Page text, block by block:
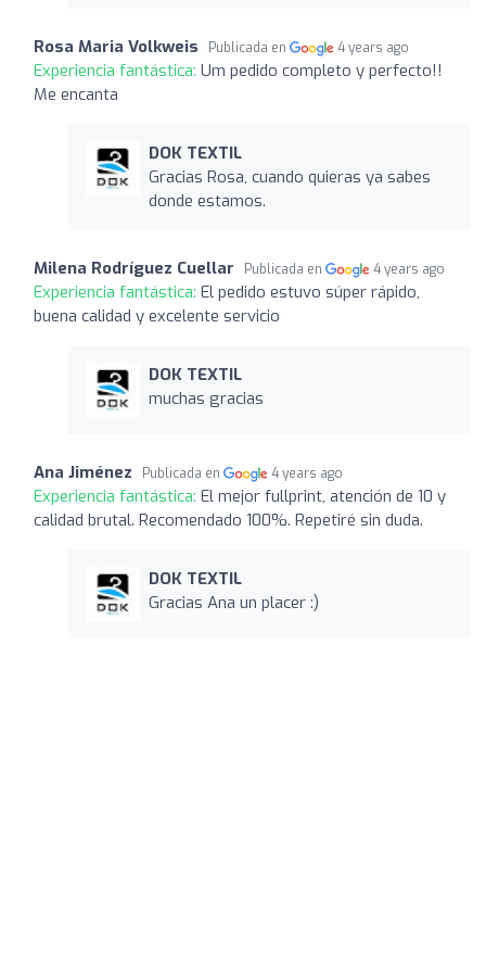
Rosa Maria Volkweis Publicada en 4 years ago
Experiencia fantástica: Um pedido completo y perfecto!!
Me encanta
DOK TEXTIL
Gracias Rosa, cuando quieras ya sabes
donde estamos.
Milena Rodríguez Cuellar Publicada en 4 years ago
Experiencia fantástica: El pedido estuvo súper rápido,
buena calidad y excelente servicio
DOK TEXTIL
muchas gracias
Ana Jiménez Publicada en 4 years ago
Experiencia fantástica: El mejor fullprint, atención de 10 y
calidad brutal. Recomendado 100%. Repetiré sin duda.
DOK TEXTIL
Gracias Ana un placer :)